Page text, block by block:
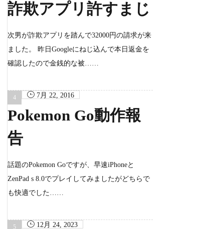
詐欺アプリ許すまじ
次男が詐欺アプリを踏んで32000円の請求が来
ました。 昨日Googleにねじ込んで本日返金を
確認したので金銭的な被……
7月 22, 2016
Pokemon Go動作報
告
話題のPokemon Goですが、早速iPhoneと
ZenPad s 8.0でプレイしてみましたがどちらで
も快適でした……
12月 24, 2023